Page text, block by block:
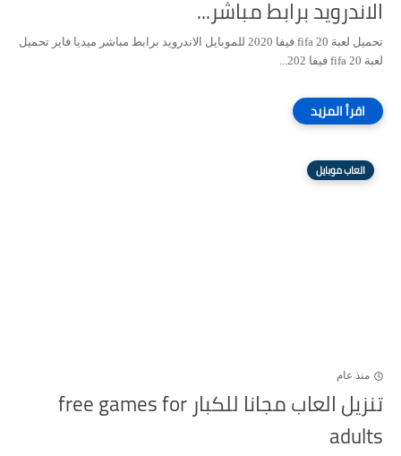
الاندرويد برابط مباشر...
تحميل لعبة fifa 20 فيفا 2020 للموبايل الاندرويد برابط مباشر ميديا فاير تحميل
لعبة fifa 20 فيفا 202...
العاب موبايل
منذ عام
تنزيل العاب مجانا للكبار free games for
adults